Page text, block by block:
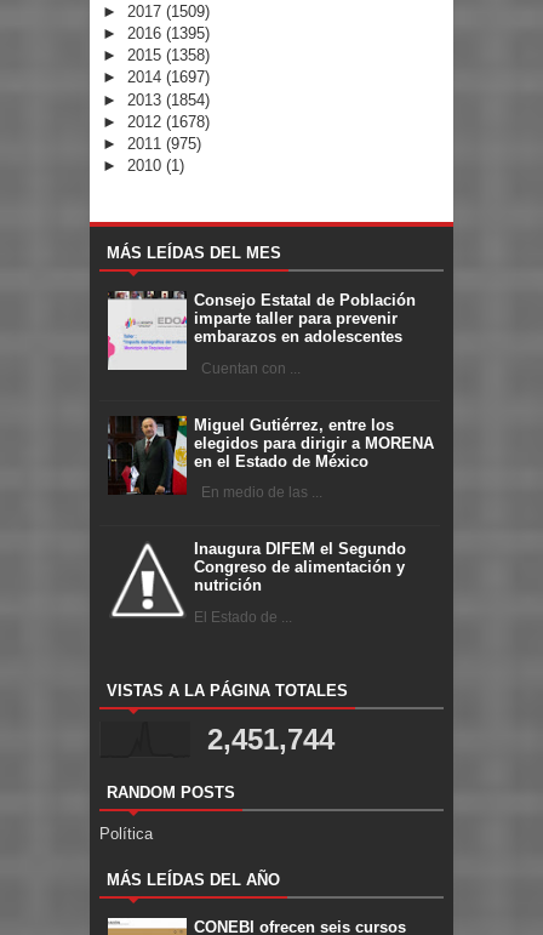
► 2017 (1509)
► 2016 (1395)
► 2015 (1358)
► 2014 (1697)
► 2013 (1854)
► 2012 (1678)
► 2011 (975)
► 2010 (1)
MÁS LEÍDAS DEL MES
Consejo Estatal de Población
imparte taller para prevenir
embarazos en adolescentes
Cuentan con ...
Miguel Gutiérrez, entre los
elegidos para dirigir a MORENA
en el Estado de México
En medio de las ...
Inaugura DIFEM el Segundo
Congreso de alimentación y
nutrición
El Estado de ...
VISTAS A LA PÁGINA TOTALES
2,451,744
RANDOM POSTS
Política
MÁS LEÍDAS DEL AÑO
CONEBI ofrecen seis cursos